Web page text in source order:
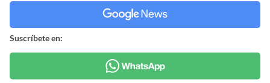
Suscríbete en: